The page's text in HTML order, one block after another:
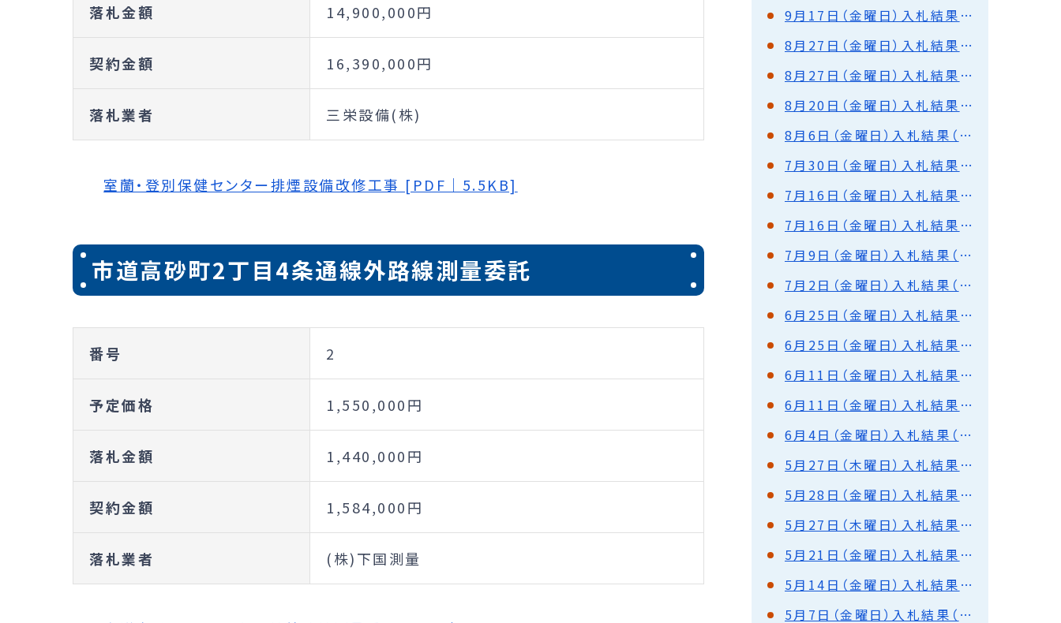
落札金額 14,900,000円
契約金額 16,390,000円
落札業者 三栄設備(株)
室蘭・登別保健センター排煙設備改修工事 [PDF｜5.5KB]
市道高砂町2丁目4条通線外路線測量委託
番号 2
予定価格 1,550,000円
落札金額 1,440,000円
契約金額 1,584,000円
落札業者 (株)下国測量
9月17日（金曜日）入札結果（都市建設部）
8月27日（金曜日）入札結果（都市建設部）
8月27日（金曜日）入札結果（港湾部）
8月20日（金曜日）入札結果（都市建設部）
8月6日（金曜日）入札結果（都市建設部）
7月30日（金曜日）入札結果（都市建設部）
7月16日（金曜日）入札結果（都市建設部）
7月16日（金曜日）入札結果（港湾部）
7月9日（金曜日）入札結果（都市建設部）
7月2日（金曜日）入札結果（都市建設部）
6月25日（金曜日）入札結果（都市建設部）
6月25日（金曜日）入札結果（港湾部）
6月11日（金曜日）入札結果（都市建設部）
6月11日（金曜日）入札結果（港湾部）
6月4日（金曜日）入札結果（都市建設部）
5月27日（木曜日）入札結果（都市建設部）
5月28日（金曜日）入札結果（都市建設部）
5月27日（木曜日）入札結果（都市建設部）落札保留
5月21日（金曜日）入札結果（都市建設部）
5月14日（金曜日）入札結果（都市建設部）
5月7日（金曜日）入札結果（都市建設部）